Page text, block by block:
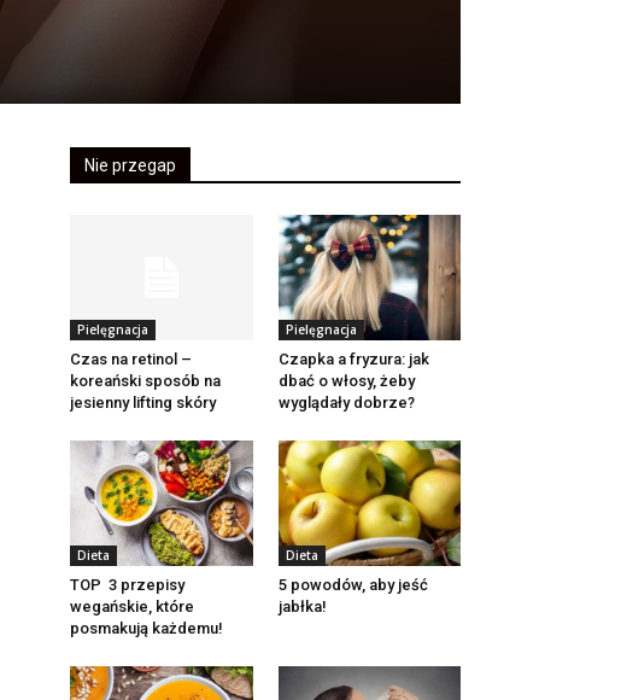
Nie przegap
Pielęgnacja
Czas na retinol –
koreański sposób na
jesienny lifting skóry
Pielęgnacja
Czapka a fryzura: jak
dbać o włosy, żeby
wyglądały dobrze?
Dieta
TOP 3 przepisy
wegańskie, które
posmakują każdemu!
Dieta
5 powodów, aby jeść
jabłka!